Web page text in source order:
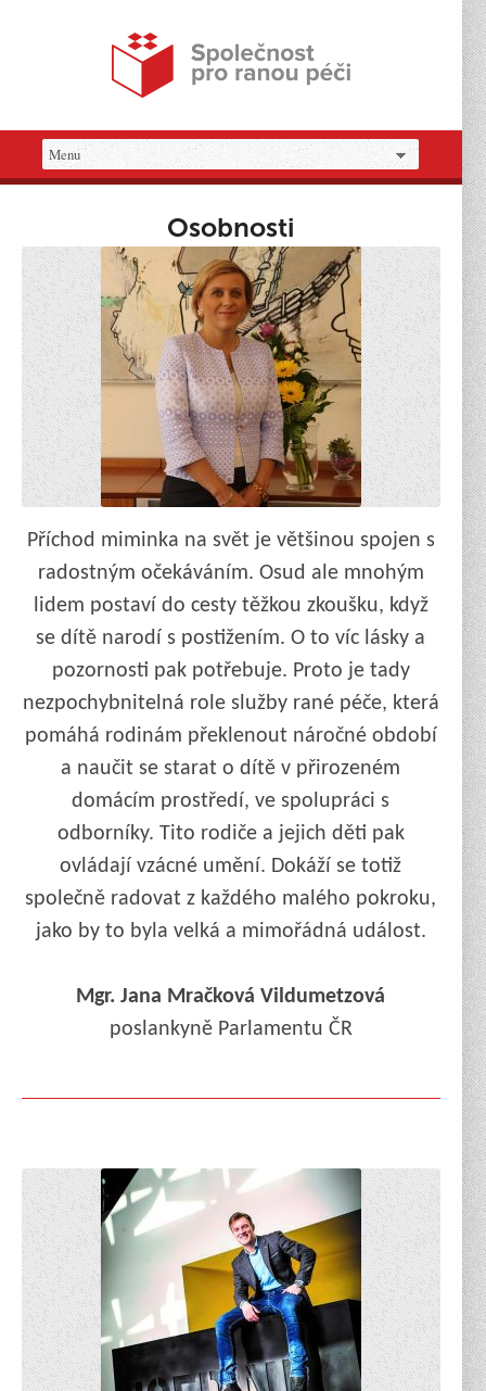
Osobnosti
Příchod miminka na svět je většinou spojen s
radostným očekáváním. Osud ale mnohým
lidem postaví do cesty těžkou zkoušku, když
se dítě narodí s postižením. O to víc lásky a
pozornosti pak potřebuje. Proto je tady
nezpochybnitelná role služby rané péče, která
pomáhá rodinám překlenout náročné období
a naučit se starat o dítě v přirozeném
domácím prostředí, ve spolupráci s
odborníky. Tito rodiče a jejich děti pak
ovládají vzácné umění. Dokáží se totiž
společně radovat z každého malého pokroku,
jako by to byla velká a mimořádná událost.
Mgr. Jana Mračková Vildumetzová
poslankyně Parlamentu ČR